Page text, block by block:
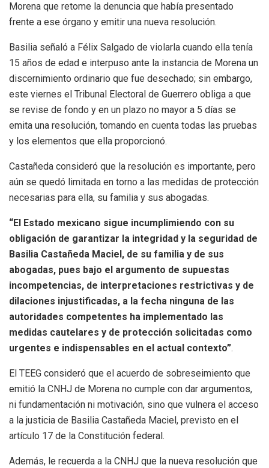
Morena que retome la denuncia que había presentado
frente a ese órgano y emitir una nueva resolución.
Basilia señaló a Félix Salgado de violarla cuando ella tenía
15 años de edad e interpuso ante la instancia de Morena un
discernimiento ordinario que fue desechado; sin embargo,
este viernes el Tribunal Electoral de Guerrero obliga a que
se revise de fondo y en un plazo no mayor a 5 días se
emita una resolución, tomando en cuenta todas las pruebas
y los elementos que ella proporcionó.
Castañeda consideró que la resolución es importante, pero
aún se quedó limitada en torno a las medidas de protección
necesarias para ella, su familia y sus abogadas.
“El Estado mexicano sigue incumplimiendo con su
obligación de garantizar la integridad y la seguridad de
Basilia Castañeda Maciel, de su familia y de sus
abogadas, pues bajo el argumento de supuestas
incompetencias, de interpretaciones restrictivas y de
dilaciones injustificadas, a la fecha ninguna de las
autoridades competentes ha implementado las
medidas cautelares y de protección solicitadas como
urgentes e indispensables en el actual contexto”.
El TEEG consideró que el acuerdo de sobreseimiento que
emitió la CNHJ de Morena no cumple con dar argumentos,
ni fundamentación ni motivación, sino que vulnera el acceso
a la justicia de Basilia Castañeda Maciel, previsto en el
artículo 17 de la Constitución federal.
Además, le recuerda a la CNHJ que la nueva resolución que